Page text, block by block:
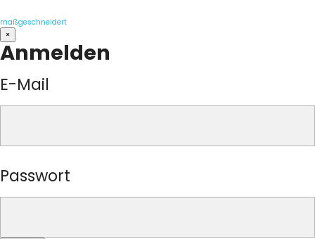
maßgeschneidert
×
Anmelden
E-Mail
Passwort